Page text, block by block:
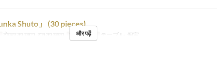
Shuto」 (30 pieces)
दोपहर का खाना, रात का खाना सीट की श्रेणी テーブル, 個室
और पढ़ें